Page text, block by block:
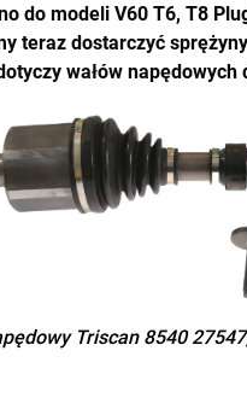
do modeli V60 T6, T8
teraz dostarczyć
wałów napędowych
Triscan 8540